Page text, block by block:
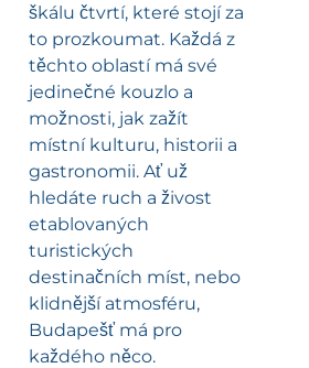
škálu čtvrtí, které stojí za
to prozkoumat. Každá z
těchto oblastí má své
jedinečné kouzlo a
možnosti, jak zažít
místní kulturu, historii a
gastronomii. Ať už
hledáte ruch a živost
etablovaných
turistických
destinačních míst, nebo
klidnější atmosféru,
Budapešť má pro
každého něco.